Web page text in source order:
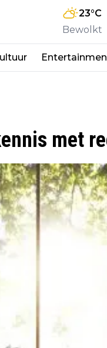
23°C
Bewolkt
met